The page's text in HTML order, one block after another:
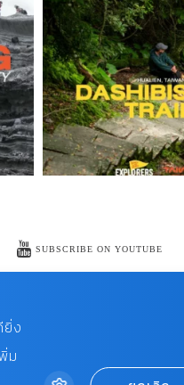
SUBSCRIBE ON YOUTUBE
(มหาชน)
ยิ่ง
ม